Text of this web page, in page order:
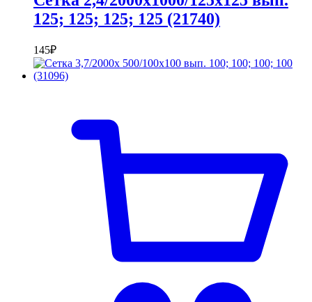
125; 125; 125; 125 (21740)
145₽